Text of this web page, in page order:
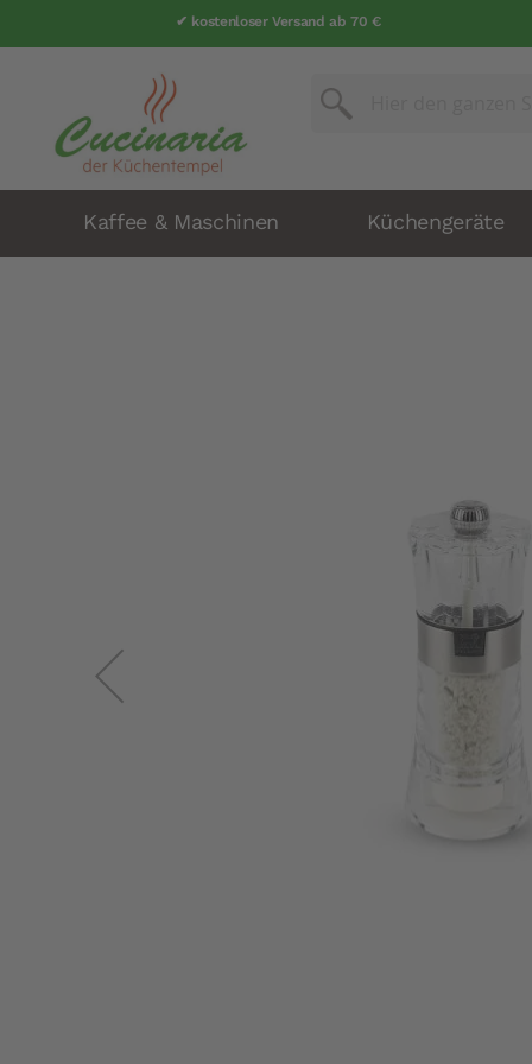
✔ kostenloser Versand ab 70 €
Suche
Kaffee & Maschinen Küchengeräte